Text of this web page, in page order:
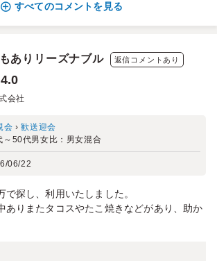
すべてのコメントを見る
ありリーズナブル 返信コメントあり
4.0
会社
会 ›歓送迎会
～50代男女比： 男女混合
06/22
で探し、利用いたしました。
ありまたタコスやたこ焼きなどがあり、助か